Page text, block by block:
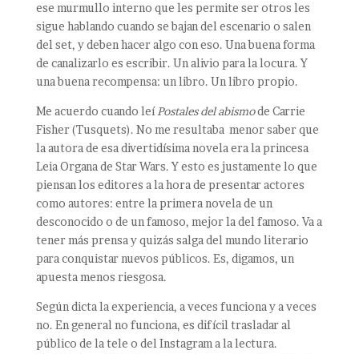
ese murmullo interno que les permite ser otros les
sigue hablando cuando se bajan del escenario o salen
del set, y deben hacer algo con eso. Una buena forma
de canalizarlo es escribir. Un alivio para la locura. Y
una buena recompensa: un libro. Un libro propio.
Me acuerdo cuando leí Postales del abismode Carrie
Fisher (Tusquets). No me resultaba menor saber que
la autora de esa divertidísima novela era la princesa
Leia Organa de Star Wars. Y esto es justamente lo que
piensan los editores a la hora de presentar actores
como autores: entre la primera novela de un
desconocido o de un famoso, mejor la del famoso. Va a
tener más prensa y quizás salga del mundo literario
para conquistar nuevos públicos. Es, digamos, un
apuesta menos riesgosa.
Según dicta la experiencia, a veces funciona y a veces
no. En general no funciona, es difícil trasladar al
público de la tele o del Instagram a la lectura.